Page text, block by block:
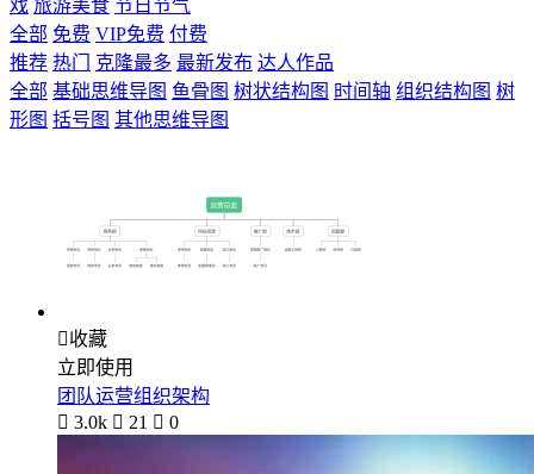
戏 旅游美食 节日节气
全部 免费 VIP免费 付费
推荐 热门 克隆最多 最新发布 达人作品
全部 基础思维导图 鱼骨图 树状结构图 时间轴 组织结构图 树
形图 括号图 其他思维导图
收藏
立即使用
团队运营组织架构
 3.0k  21  0